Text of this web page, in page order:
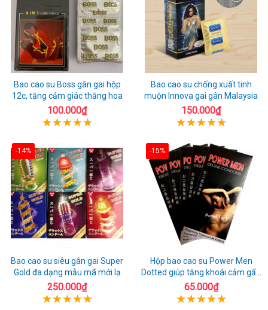
Bao cao su Boss gân gai hộp
12c, tăng cảm giác thăng hoa
100.000₫
Bao cao su chống xuất tinh
muộn Innova gai gân Malaysia
150.000₫
-14%
Bao cao su siêu gân gai Super
Gold đa dạng mẫu mã mới lạ
250.000₫
-15%
Hộp bao cao su Power Men
Dotted giúp tăng khoái cảm gấp
đôi
65.000₫